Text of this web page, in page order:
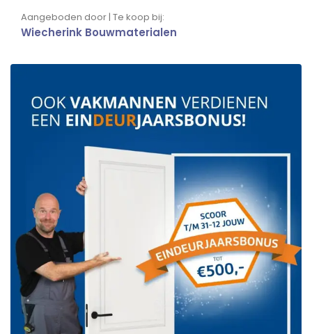
Aangeboden door | Te koop bij:
Wiecherink Bouwmaterialen